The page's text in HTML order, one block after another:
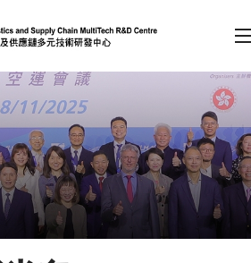
按回車鍵）
會員登入
A A EN 繁 简